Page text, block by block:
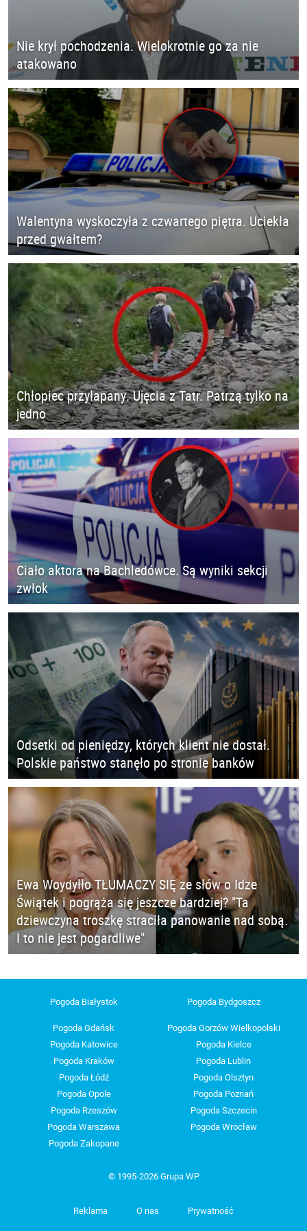
Nie krył pochodzenia. Wielokrotnie go za nie
atakowano
Walentyna wyskoczyła z czwartego piętra. Uciekła
przed gwałtem?
Chłopiec przyłapany. Ujęcia z Tatr. Patrzą tylko na
jedno
Ciało aktora na Bachledówce. Są wyniki sekcji
zwłok
Odsetki od pieniędzy, których klient nie dostał.
Polskie państwo stanęło po stronie banków
Ewa Woydyłło TŁUMACZY SIĘ ze słów o Idze
Świątek i pogrąża się jeszcze bardziej? "Ta
dziewczyna troszkę straciła panowanie nad sobą.
I to nie jest pogardliwe"
Pogoda Białystok Pogoda Bydgoszcz
Pogoda Gdańsk
Pogoda Gorzów Wielkopolski
Pogoda Katowice
Pogoda Kielce
Pogoda Kraków
Pogoda Lublin
Pogoda Łódź
Pogoda Olsztyn
Pogoda Opole
Pogoda Poznań
Pogoda Rzeszów
Pogoda Szczecin
Pogoda Warszawa
Pogoda Wrocław
Pogoda Zakopane
© 1995-2026 Grupa WP
Reklama O nas Prywatność